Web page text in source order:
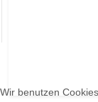
Wir benutzen Cookies